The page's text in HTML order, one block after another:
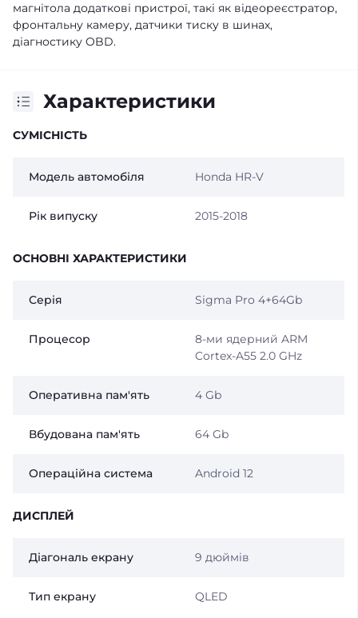
магнітола додаткові пристрої, такі як відеореєстратор,
фронтальну камеру, датчики тиску в шинах,
діагностику OBD.
Характеристики
СУМІСНІСТЬ
Модель автомобіля Honda HR-V
Рік випуску 2015-2018
ОСНОВНІ ХАРАКТЕРИСТИКИ
Серія Sigma Pro 4+64Gb
Процесор
8-ми ядерний ARM
Cortex-A55 2.0 GHz
Оперативна пам'ять 4 Gb
Вбудована пам'ять 64 Gb
Операційна система Android 12
ДИСПЛЕЙ
Діагональ екрану 9 дюймів
Тип екрану QLED